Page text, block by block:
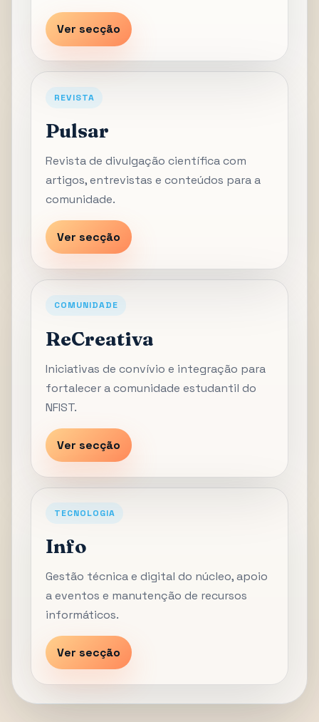
Ver secção
REVISTA
Pulsar
Revista de divulgação científica com
artigos, entrevistas e conteúdos para a
comunidade.
Ver secção
COMUNIDADE
ReCreativa
Iniciativas de convívio e integração para
fortalecer a comunidade estudantil do
NFIST.
Ver secção
TECNOLOGIA
Info
Gestão técnica e digital do núcleo, apoio
a eventos e manutenção de recursos
informáticos.
Ver secção